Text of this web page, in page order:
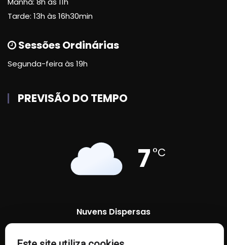
Tarde: 13h às 16h30min
Sessões Ordinárias
Segunda-feira às 19h
PREVISÃO DO TEMPO
7 °C
Nuvens Dispersas